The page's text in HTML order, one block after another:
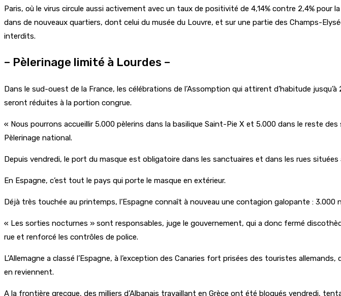
Paris, où le virus circule aussi activement avec un taux de positivité de 4,14% contre 2,4%
dans de nouveaux quartiers, dont celui du musée du Louvre, et sur une partie des Champs-
interdits.
– Pèlerinage limité à Lourdes –
Dans le sud-ouest de la France, les célébrations de l’Assomption qui attirent d’habitude
seront réduites à la portion congrue.
« Nous pourrons accueillir 5.000 pèlerins dans la basilique Saint-Pie X et 5.000 dans le reste
Pèlerinage national.
Depuis vendredi, le port du masque est obligatoire dans les sanctuaires et dans les rues
En Espagne, c’est tout le pays qui porte le masque en extérieur.
Déjà très touchée au printemps, l’Espagne connaît à nouveau une contagion galopante :
« Les sorties nocturnes » sont responsables, juge le gouvernement, qui a donc fermé
rue et renforcé les contrôles de police.
L’Allemagne a classé l’Espagne, à l’exception des Canaries fort prisées des touristes
en reviennent.
A la frontière grecque, des milliers d’Albanais travaillant en Grèce ont été bloqués vendredi,